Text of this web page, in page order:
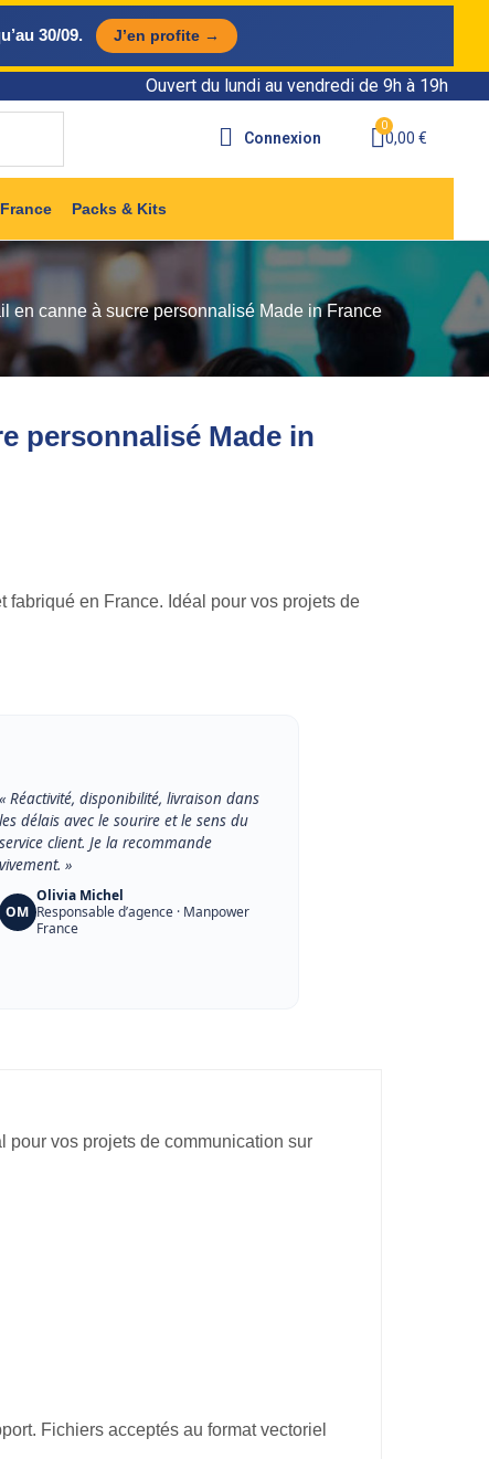
30/09. J’en profite →
Ouvert du lundi au vendredi de 9h à 19h
Connexion 0,00 €
Packs & Kits
en canne à sucre personnalisé Made in France
personnalisé Made in
fabriqué en France. Idéal pour vos projets de
« Réactivité, disponibilité, livraison dans
les délais avec le sourire et le sens du
service client. Je la recommande
vivement. »
OM
Olivia Michel
Responsable d’agence · Manpower
France
pour vos projets de communication sur
Fichiers acceptés au format vectoriel